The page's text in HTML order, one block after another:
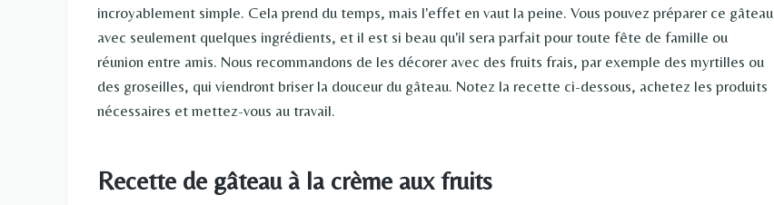
incroyablement simple. Cela prend du temps, mais l'effet en vaut la peine. Vous pouvez préparer ce gâteau
avec seulement quelques ingrédients, et il est si beau qu'il sera parfait pour toute fête de famille ou
réunion entre amis. Nous recommandons de les décorer avec des fruits frais, par exemple des myrtilles ou
des groseilles, qui viendront briser la douceur du gâteau. Notez la recette ci-dessous, achetez les produits
nécessaires et mettez-vous au travail.
Recette de gâteau à la crème aux fruits